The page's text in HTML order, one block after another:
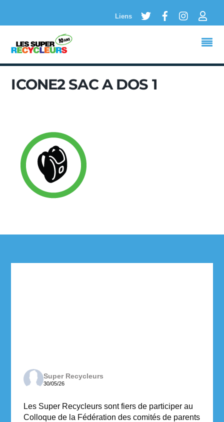
Liens
Twitter FacebookInstagram
ICONE2 SAC A DOS 1
Super Recycleurs
30/05/26
Les Super Recycleurs sont fiers de participer au
Colloque de la Fédération des comités de parents